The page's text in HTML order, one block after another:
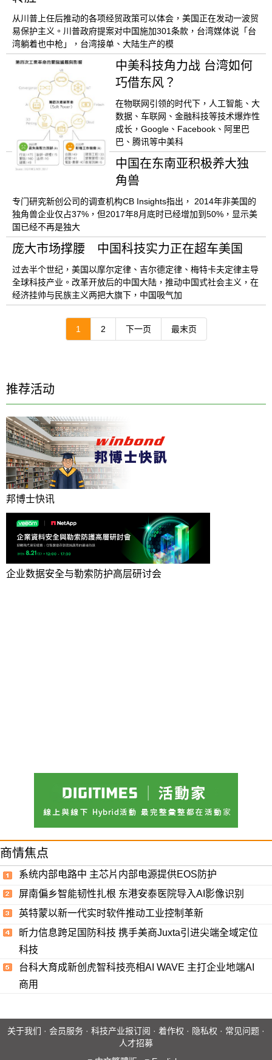
从川普上任后推动的各项经贸政策可以体会，美国正在发动一波贸
易保护主义。川普政府提案对中国施加301条款，台湾媒体说「台
湾躺着也中枪」，台湾接单、大陆生产的模
中美科技角力战 台湾如何
巧借东风？
在物联网引领的时代下，人工智能、大
数据、车联网、金融科技等技术爆炸性
成长，Google、Facebook、阿里巴
巴、腾讯等中美科
中国在东南亚积极养大独
角兽
专门研究新创公司的调查机构CB Insights指出， 2014年非美国的
独角兽企业仅占37%，但2017年8月底时已经增加到50%，显示美
国已经不再是独大
庞大市场撑腰 中国科技实力正在超车美国
过去半个世纪，美国以摩尔定律、吉尔德定律、梅特卡夫定律主导
全球科技产业。改革开放后的中国大陆，推动中国式社会主义，在
经济挂帅与民族主义两把大旗下，中国吸气加
1 2 下一页 最末页
推荐活动
邦博士快讯
企业数据安全与勒索防护高层研讨会
商情焦点
系统内部电路中 主芯片内部电源提供EOS防护
屏南偏乡智能韧性扎根 东港安泰医院导入AI影像识别
英特蒙以新一代实时软件推动工业控制革新
昕力信息跨足国防科技 携手美商Juxta引进尖端全域定位
科技
台科大育成新创虎智科技亮相AI WAVE 主打企业地端AI
商用
关于我们 · 会员服务 · 科技产业报订阅 · 着作权 · 隐私权 · 常见问题 ·
人才招募